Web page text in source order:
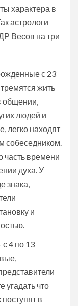
характера в
астрологи
Весов на три
с 23
жить
общении,
людей и
легко находят
собеседником.
времени
духа. У
знака,
и
с 4 по 13
угадать что
в